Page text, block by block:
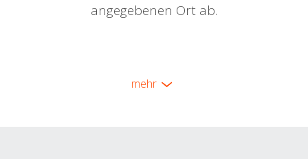
angegebenen Ort ab.
mehr